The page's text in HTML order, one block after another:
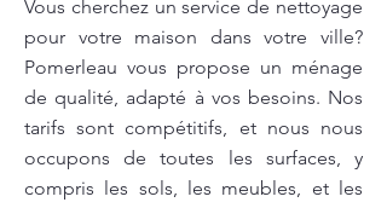
Vous cherchez un service de nettoyage
pour votre maison dans votre ville?
Pomerleau vous propose un ménage
de qualité, adapté à vos besoins. Nos
tarifs sont compétitifs, et nous nous
occupons de toutes les surfaces, y
compris les sols, les meubles, et les